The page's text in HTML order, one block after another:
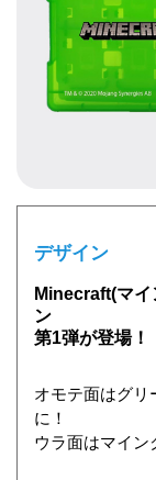
デザイン
Minecraft(マイ
ン
第1弾が登場！
オモテ面はグリ
に！
ウラ面はマイン